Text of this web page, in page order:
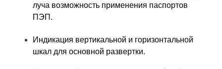
луча возможность применения паспортов
ПЭП.
Индикация вертикальной и горизонтальной
шкал для основной развертки.